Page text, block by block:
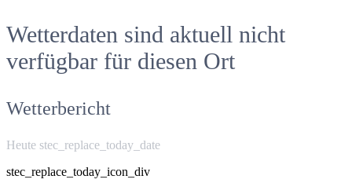
Wetterdaten sind aktuell nicht
verfügbar für diesen Ort
Wetterbericht
Heute stec_replace_today_date
stec_replace_today_icon_div